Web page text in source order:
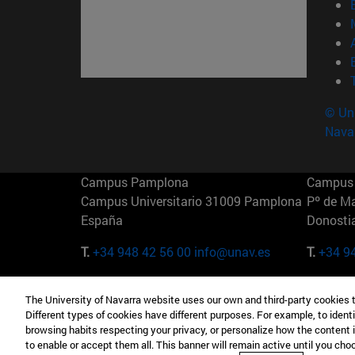
©
Campus Pamplona
Campus Universitario 31009 Pamplona
España
T.+34 948 42 56 00 info@unav.es
Pº de
T.+34
Camino del Cerro Águila 3 28023
Madrid España
165 W
EE.UU
The University of Navarra website uses our own and third-party
Different types of cookies have different purposes. For example, to
browsing habits respecting your privacy, or personalize how the
to enable or accept them all. This banner will remain active until you